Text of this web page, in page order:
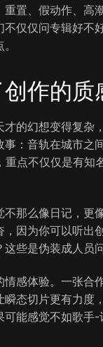
重置、假动作、高
仅仅问专辑好不
作的质
才的幻想变得复杂
事：音轨在城市之
点不仅仅是有知
不那么像日记，更
，因为你可以听出
些是伪装成人员
感体验。一张合
态切片更有力度
能感觉不如歌手